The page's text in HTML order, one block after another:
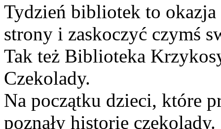
Tydzień bibliotek to
strony i zaskoczyć czymś
Tak też Biblioteka
Czekolady.
Na początku dzieci, które
poznały historię